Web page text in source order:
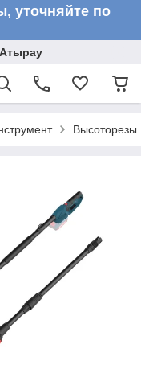
уточняйте по
Высоторезы